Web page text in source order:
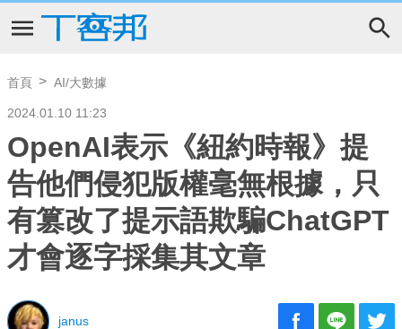
首頁 AI/大數據
2024.01.10 11:23
OpenAI表示《紐約時報》提
告他們侵犯版權毫無根據，只
有篡改了提示語欺騙ChatGPT
才會逐字採集其文章
janus